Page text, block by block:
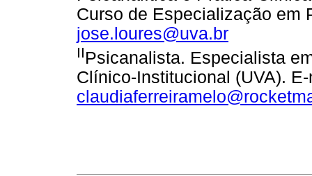
Curso de Especialização em
jose.loures@uva.br
IIPsicanalista. Especialista
Clínico-Institucional (UVA).